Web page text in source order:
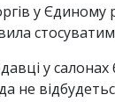
у
у
не